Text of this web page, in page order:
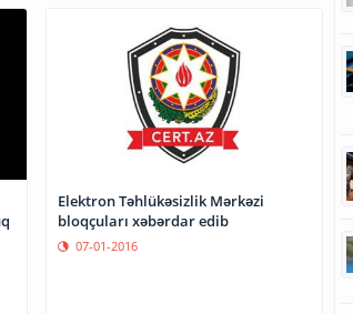
Elektron Təhlükəsizlik Mərkəzi
bloqçuları xəbərdar edib
07-01-2016